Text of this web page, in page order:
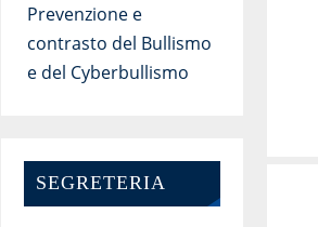
Prevenzione e
contrasto del Bullismo
e del Cyberbullismo
SEGRETERIA